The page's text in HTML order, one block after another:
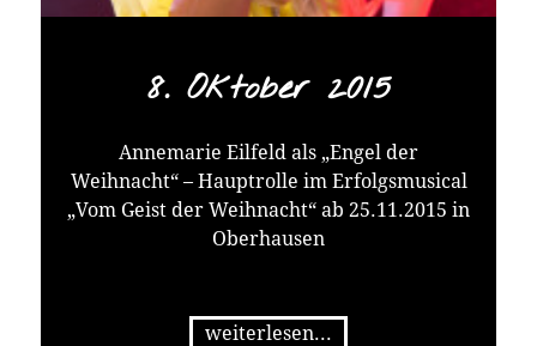
8. Oktober 2015
Annemarie Eilfeld als „Engel der
Weihnacht“ – Hauptrolle im Erfolgsmusical
„Vom Geist der Weihnacht“ ab 25.11.2015 in
Oberhausen
weiterlesen...